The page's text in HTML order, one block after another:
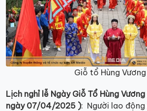
Giỗ tổ Hùng Vương
Lịch nghỉ lễ Ngày Giỗ Tổ Hùng Vương
ngày 07/04/2025 ): Người lao động